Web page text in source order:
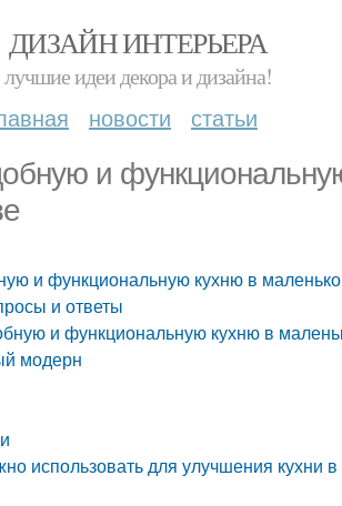
ДИЗАЙН ИНТЕРЬЕРА
лучшие идеи декора и дизайна!
новости статьи
и
и функциональную кухню в
и ответы
и функциональную кухню в
модерн
использовать для улучшения кухни